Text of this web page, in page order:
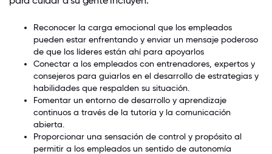
Reconocer la carga emocional que los empleados
pueden estar enfrentando y enviar un mensaje poderoso
de que los líderes están ahí para apoyarlos
Conectar a los empleados con entrenadores, expertos y
consejeros para guiarlos en el desarrollo de estrategias y
habilidades que respalden su situación.
Fomentar un entorno de desarrollo y aprendizaje
continuos a través de la tutoría y la comunicación
abierta.
Proporcionar una sensación de control y propósito al
permitir a los empleados un sentido de autonomía